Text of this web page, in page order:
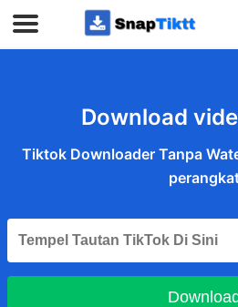
Download
Tiktok Downloader Tanpa
Download